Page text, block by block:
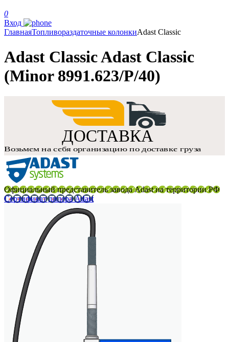
0
Вход
ГлавнаяТопливораздаточные колонкиAdast Classic
Adast Classic Adast Classic
(Minor 8991.623/P/40)
Официальный представитель завода Adast на территории РФ
Сертификат дилера Adast